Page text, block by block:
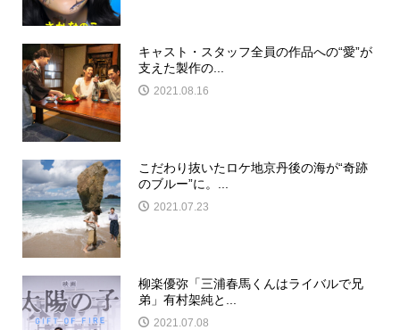
キャスト・スタッフ全員の作品への“愛”が
支えた製作の...
2021.08.16
こだわり抜いたロケ地京丹後の海が“奇跡
のブルー”に。...
2021.07.23
柳楽優弥「三浦春馬くんはライバルで兄
弟」有村架純と...
2021.07.08